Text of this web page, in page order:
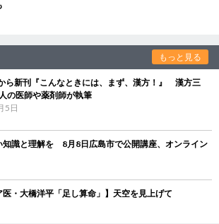
もっと見る
ら新刊『こんなときには、まず、漢方！』 漢方三
の医師や薬剤師が執筆
5日
知識と理解を 8月8日広島市で公開講座、オンライン
医・大橋洋平「足し算命」】天空を見上げて